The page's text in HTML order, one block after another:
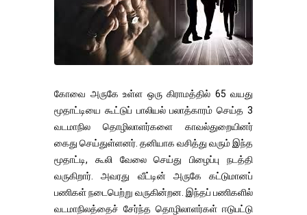
கோவை அருகே உள்ள ஒரு கிராமத்தில் 65 வயது
மூதாட்டியை கூட்டுப் பாலியல் பலாத்காரம் செய்த 3
வடமாநில தொழிலாளர்களை காவல்துறையினர்
கைது செய்துள்ளனர். தனியாக வசித்து வரும் இந்த
மூதாட்டி, கூலி வேலை செய்து பிழைப்பு நடத்தி
வருகிறார். அவரது வீட்டின் அருகே கட்டுமானப்
பணிகள் நடைபெற்று வருகின்றன. இந்தப் பணிகளில்
வடமாநிலத்தைச் சேர்ந்த தொழிலாளர்கள் ஈடுபட்டு